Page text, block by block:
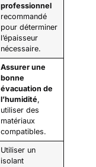
professionnel
recommandé
pour déterminer
l’épaisseur
nécessaire.
Assurer une
bonne
évacuation de
l’humidité,
utiliser des
matériaux
compatibles.
Utiliser un
isolant